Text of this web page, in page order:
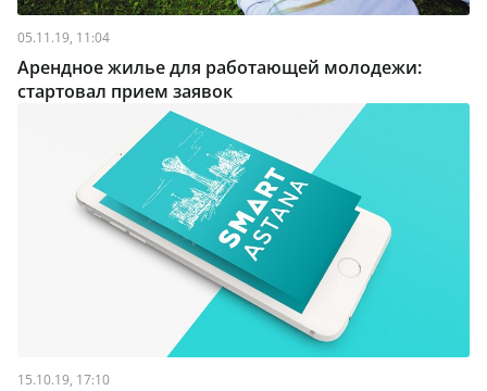
05.11.19, 11:04
Арендное жилье для работающей молодежи:
стартовал прием заявок
15.10.19, 17:10